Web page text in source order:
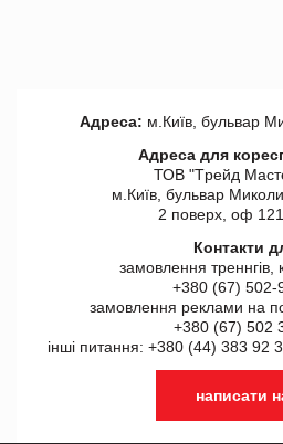
Адреса: м.Київ, бульвар
Адреса для
ТОВ "Tрейд
м.Київ, бульвар
2 поверх, оф
Контакти
замовлення треннгів,
+380 (67) 502-
замовлення реклами на
+380 (67) 502
інші питання: +380 (44) 383 92
написати